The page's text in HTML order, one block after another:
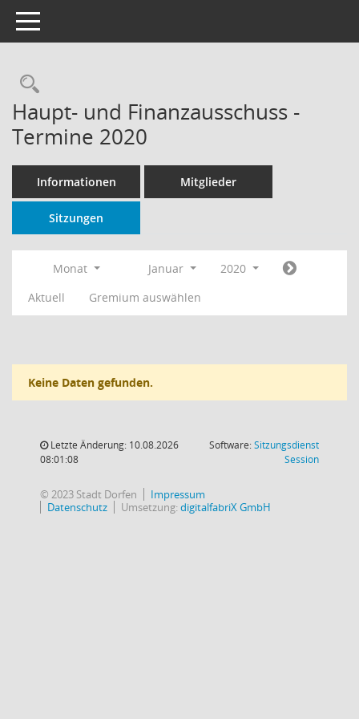
Toggle navigation
Rechercheauswahl
Haupt- und Finanzausschuss -
Termine 2020
Informationen Mitglieder
Sitzungen
Monat Januar
2020
Aktuell
Gremium auswählen
Keine Daten gefunden.
Letzte Änderung: 10.08.2026
08:01:08
Software:Sitzungsdienst
Session(Wird in
© 2023 Stadt Dorfen
Impressum
Datenschutz
Umsetzung:digitalfabriX GmbH